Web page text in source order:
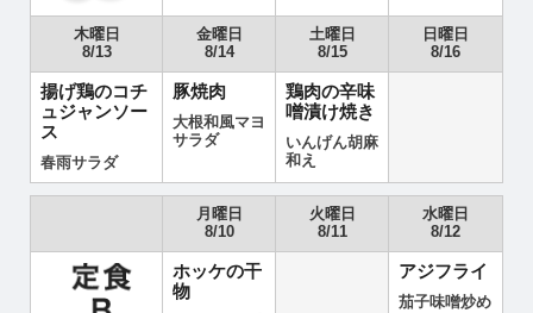
木曜日
8/13
金曜日
8/14
土曜日
8/15
日曜日
8/16
揚げ鶏のコチ
ュジャンソー
ス
春雨サラダ
豚焼肉
大根和風マヨ
サラダ
鶏肉の辛味
噌漬け焼き
いんげん胡麻
和え
月曜日
8/10
火曜日
8/11
水曜日
8/12
ホッケの干
物
アジフライ
茄子味噌炒め